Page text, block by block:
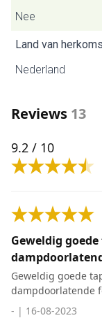
Nee
Land van
Nederland
Reviews 13
9.2 / 10
Geweldig
Geweldig goede
dampdoorlatende
- | 16-08-2023